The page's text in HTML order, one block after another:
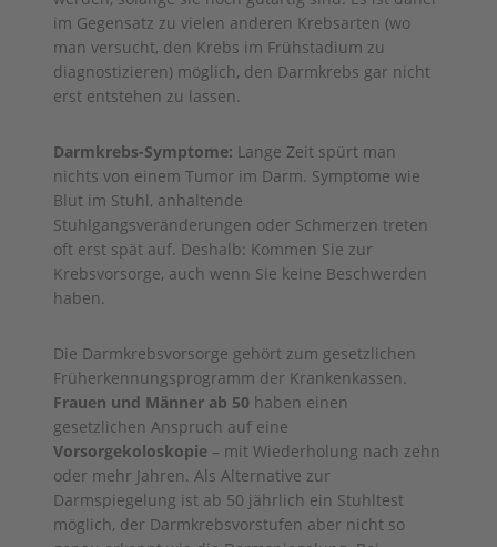
im Gegensatz zu vielen anderen Krebsarten (wo
man versucht, den Krebs im Frühstadium zu
diagnostizieren) möglich, den Darmkrebs gar nicht
erst entstehen zu lassen.
Darmkrebs-Symptome: Lange Zeit spürt man
nichts von einem Tumor im Darm. Symptome wie
Blut im Stuhl, anhaltende
Stuhlgangsveränderungen oder Schmerzen treten
oft erst spät auf. Deshalb: Kommen Sie zur
Krebsvorsorge, auch wenn Sie keine Beschwerden
haben.
Die Darmkrebsvorsorge gehört zum gesetzlichen
Früherkennungsprogramm der Krankenkassen.
Frauen und Männer ab 50 haben einen
gesetzlichen Anspruch auf eine
Vorsorgekoloskopie – mit Wiederholung nach zehn
oder mehr Jahren. Als Alternative zur
Darmspiegelung ist ab 50 jährlich ein Stuhltest
möglich, der Darmkrebsvorstufen aber nicht so